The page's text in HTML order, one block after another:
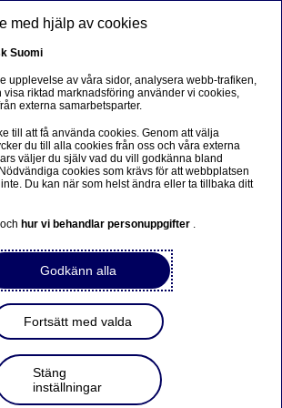
ikke på dansk
Fortsæt til en relateret side på dansk
Abp: Återköp
den
med hjälp av cookies
Suomi
upplevelse av våra sidor, analysera webb-trafiken,
riktad marknadsföring använder vi cookies,
externa samarbetsparter.
till att få använda cookies. Genom att välja
du till alla cookies från oss och våra externa
väljer du själv vad du vill godkänna bland
cookies som krävs för att webbplatsen
Du kan när som helst ändra eller ta tillbaka ditt
och hur vi behandlar personuppgifter .
Godkänn alla
Fortsätt med valda
Stäng
inställningar